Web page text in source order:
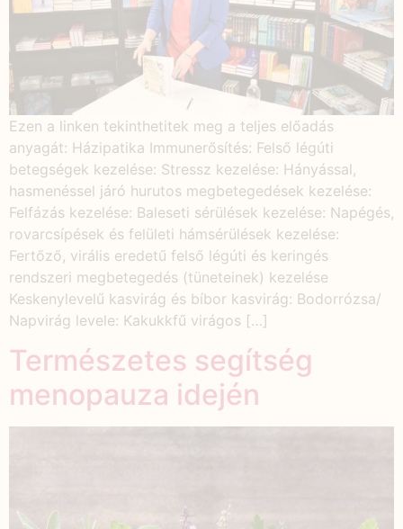
Ezen a linken tekinthetitek meg a teljes előadás
anyagát: Házipatika Immunerősítés: Felső légúti
betegségek kezelése: Stressz kezelése: Hányással,
hasmenéssel járó hurutos megbetegedések kezelése:
Felfázás kezelése: Baleseti sérülések kezelése: Napégés,
rovarcsípések és felületi hámsérülések kezelése:
Fertőző, virális eredetű felső légúti és keringés
rendszeri megbetegedés (tüneteinek) kezelése
Keskenylevelű kasvirág és bíbor kasvirág: Bodorrózsa/
Napvirág levele: Kakukkfű virágos […]
Természetes segítség
menopauza idején